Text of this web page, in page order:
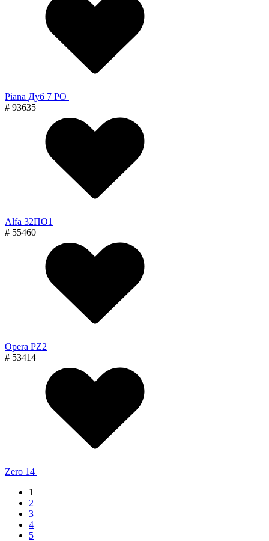
Piana Дуб 7 PO
# 93635
Alfa 32ПО1
# 55460
Opera PZ2
# 53414
Zero 14
1
2
3
4
5